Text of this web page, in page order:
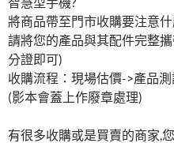
將商品帶至門市收購要注意什
請將您的產品與其配件完整
分證即可)
收購流程：現場估價->產品
(影本會蓋上作廢章處理)
有很多收購或是買賣的商家,